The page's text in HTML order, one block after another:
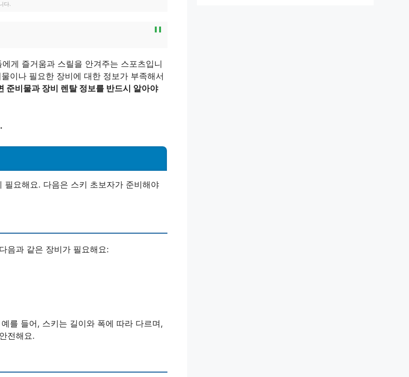
다.
게 즐거움과 스릴을 안겨주는 스포츠입니
이나 필요한 장비에 대한 정보가 부족해서
준비물과 장비 렌탈 정보를 반드시 알아야
요해요. 다음은 스키 초보자가 준비해야
음과 같은 장비가 필요해요:
를 들어, 스키는 길이와 폭에 따라 다르며,
전해요.